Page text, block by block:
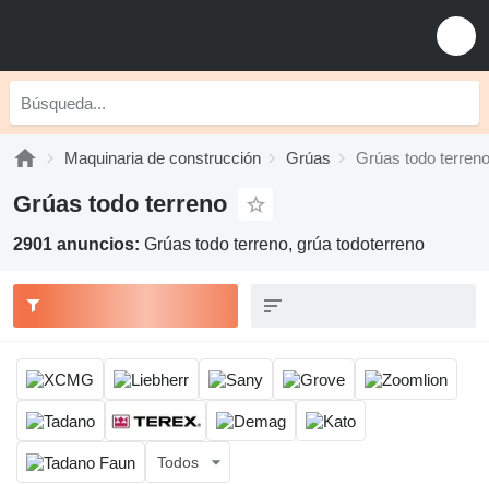
Maquinaria de construcción Grúas Grúas todo terreno
Grúas todo terreno
2901 anuncios: Grúas todo terreno, grúa todoterreno
Todos